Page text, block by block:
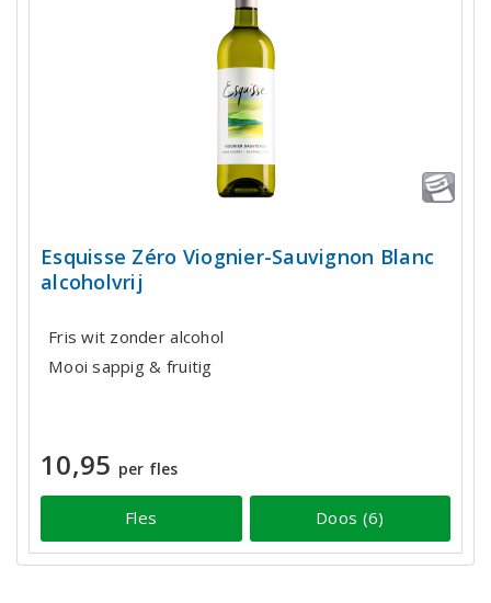
Esquisse Zéro Viognier-Sauvignon Blanc
alcoholvrij
Fris wit zonder alcohol
Mooi sappig & fruitig
10,95 per fles
Fles Doos (6)